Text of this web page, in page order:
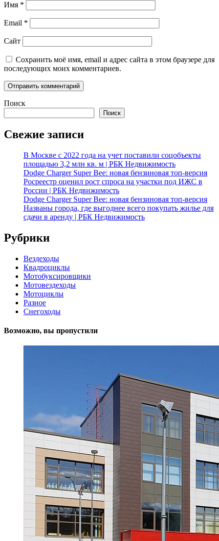
Имя *
Email *
Сайт
Сохранить моё имя, email и адрес сайта в этом браузере для
последующих моих комментариев.
Поиск
Поиск
Свежие записи
В Москве с 2022 года на учет поставили соцобъекты
площадью 3,2 млн кв. м | РБК Недвижимость
Dodge Charger Super Bee: новая бензиновая топ-версия
Росреестр оценил рост спроса на участки под ИЖС в
России | РБК Недвижимость
Dodge Charger Super Bee: новая бензиновая топ-версия
Названы города, где выгоднее всего покупать жилье для
сдачи в аренду | РБК Недвижимость
Рубрики
Вездеходы
Квадроциклы
Мотобуксировщики
Мотовездеходы
Мотоциклы
Разное
Снегоходы
Возможно, вы пропустили